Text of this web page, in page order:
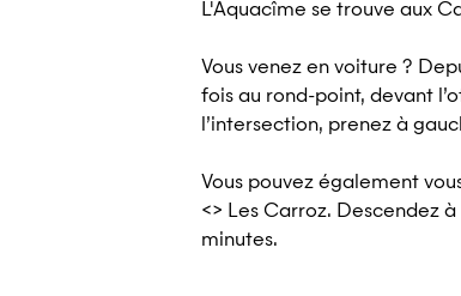
L'Aquacîme se trouve aux
Vous venez en voiture ?
fois au rond-point, devant
l’intersection, prenez à
Vous pouvez également
<> Les Carroz. Descendez
minutes.